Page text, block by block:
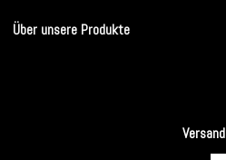
Über unsere Produkte
Versand